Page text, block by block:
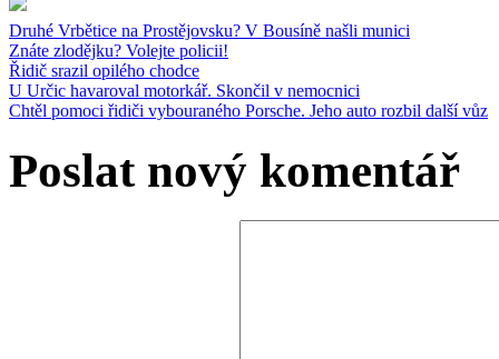
Druhé Vrbětice na Prostějovsku? V Bousíně našli munici
Znáte zlodějku? Volejte policii!
Řidič srazil opilého chodce
U Určic havaroval motorkář. Skončil v nemocnici
Chtěl pomoci řidiči vybouraného Porsche. Jeho auto rozbil další vůz
Poslat nový komentář